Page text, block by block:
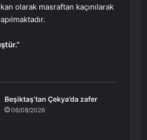
olarak masraftan kaçınılarak
Beşiktaş’tan Çekya’da zafer
06/08/2026